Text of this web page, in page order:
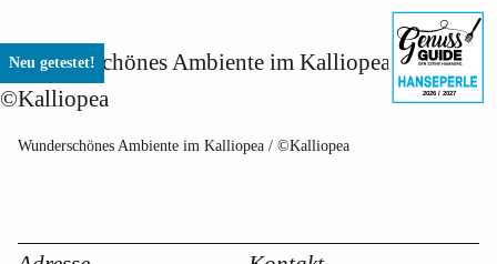
Neu getestet!
2026 / 2027
Wunderschönes Ambiente im Kalliopea / ©Kalliopea